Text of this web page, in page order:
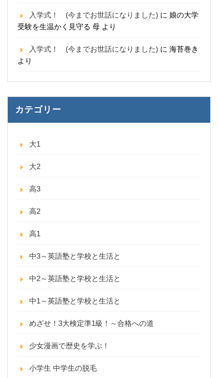
入学式！ (今までお世話になりました) に 娘の大学
受験を生温かく見守る 母 より
入学式！ (今までお世話になりました) に 海苔巻き
より
カテゴリー
大1
大2
高3
高2
高1
中3～英語塾と学校と生活と
中2～英語塾と学校と生活と
中1～英語塾と学校と生活と
めざせ！3大検定準1級！～合格への道
少女漫画で歴史を学ぶ！
小学生 中学生の脱毛